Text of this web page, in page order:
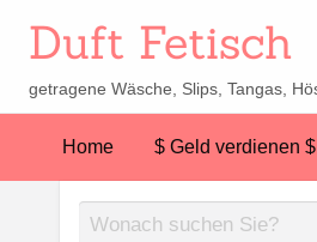
Duft Fetisch
getragene Wäsche, Slips, Tangas,
Home $ Geld verdienen $